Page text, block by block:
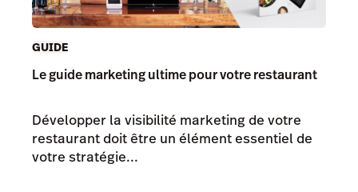
GUIDE
Le guide marketing ultime pour votre restaurant
Développer la visibilité marketing de votre
restaurant doit être un élément essentiel de
votre stratégie...